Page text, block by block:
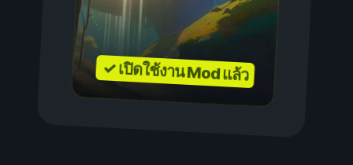
✓ เปิดใช้งาน Mod แล้ว